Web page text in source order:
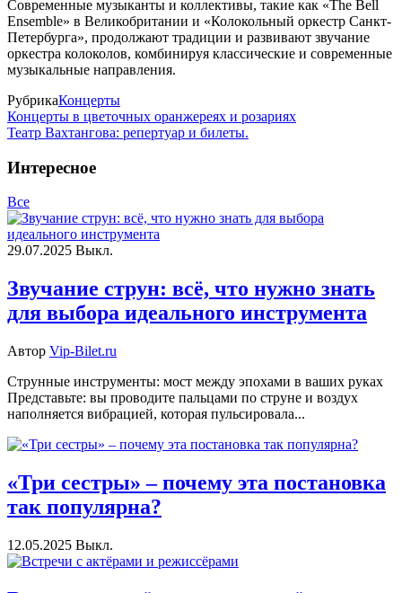
Современные музыканты и коллективы, такие как «The Bell
Ensemble» в Великобритании и «Колокольный оркестр Санкт-
Петербурга», продолжают традиции и развивают звучание
оркестра колоколов, комбинируя классические и современные
музыкальные направления.
РубрикаКонцерты
Концерты в цветочных оранжереях и розариях
Театр Вахтангова: репертуар и билеты.
Интересное
Все
29.07.2025 Выкл.
Звучание струн: всё, что нужно знать
для выбора идеального инструмента
Автор Vip-Bilet.ru
Струнные инструменты: мост между эпохами в ваших руках
Представьте: вы проводите пальцами по струне и воздух
наполняется вибрацией, которая пульсировала...
«Три сестры» – почему эта постановка
так популярна?
12.05.2025 Выкл.